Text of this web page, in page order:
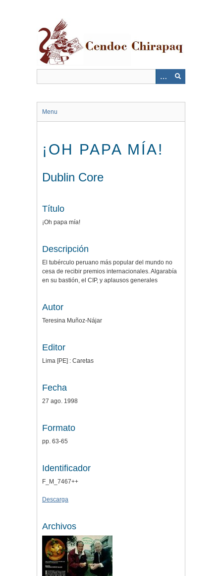
Menu
¡OH PAPA MÍA!
Dublin Core
Título
¡Oh papa mía!
Descripción
El tubérculo peruano más popular del mundo no
cesa de recibir premios internacionales. Algarabía
en su bastión, el CIP, y aplausos generales
Autor
Teresina Muñoz-Nájar
Editor
Lima [PE] : Caretas
Fecha
27 ago. 1998
Formato
pp. 63-65
Identificador
F_M_7467++
Descarga
Archivos